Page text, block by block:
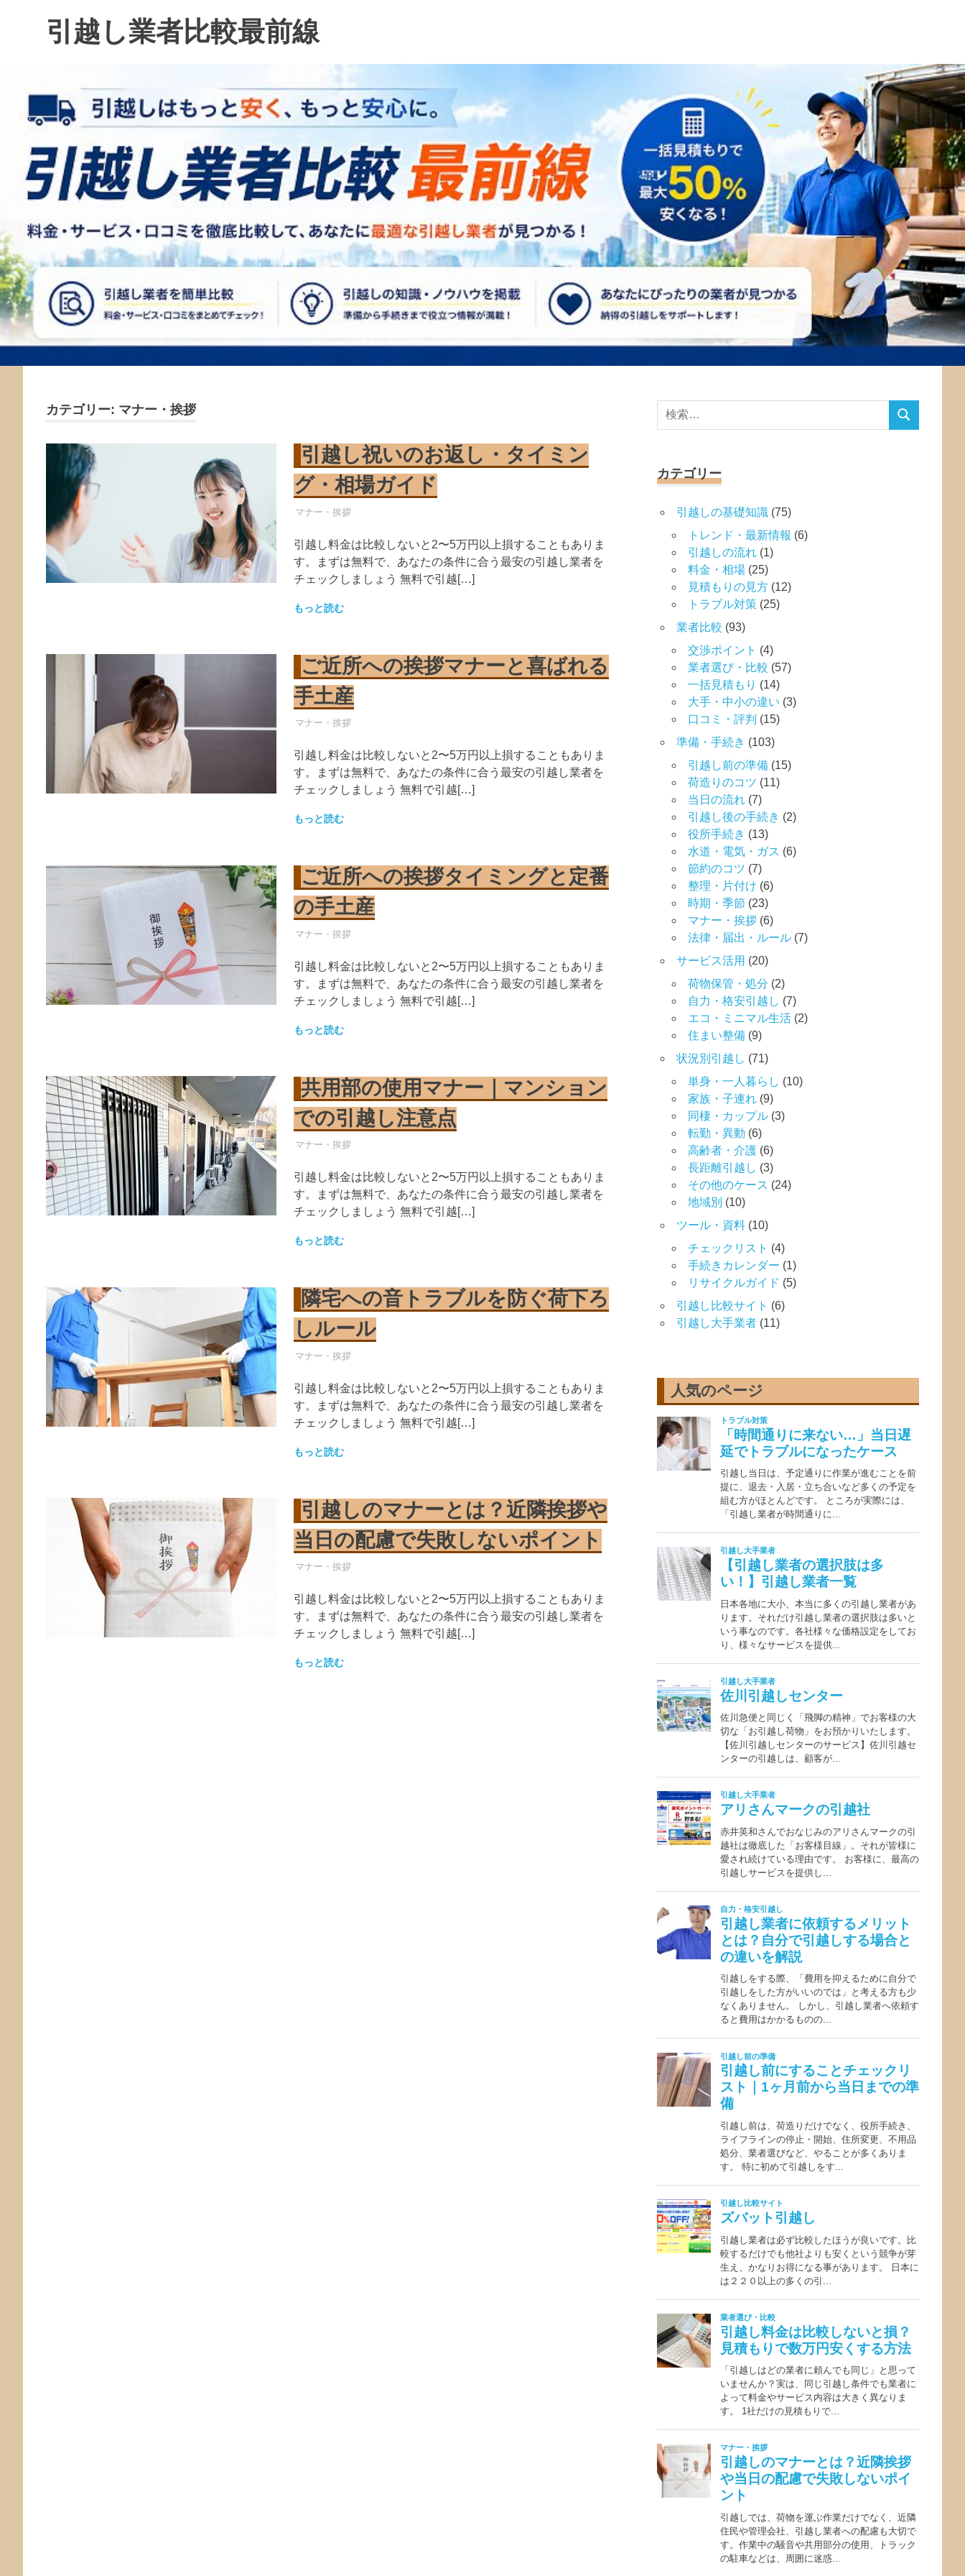
引越し業者比較最前線
カテゴリー: マナー・挨拶
引越し祝いのお返し・タイミン
グ・相場ガイド
引越し業者
マナー・挨拶
引越し料金は比較しないと2〜5万円以上損することもありま
す。まずは無料で、あなたの条件に合う最安の引越し業者を
チェックしましょう 無料で引越[…]
もっと読む
ご近所への挨拶マナーと喜ばれる
手土産
引越し業者
マナー・挨拶
引越し料金は比較しないと2〜5万円以上損することもありま
す。まずは無料で、あなたの条件に合う最安の引越し業者を
チェックしましょう 無料で引越[…]
もっと読む
ご近所への挨拶タイミングと定番
の手土産
引越し業者
マナー・挨拶
引越し料金は比較しないと2〜5万円以上損することもありま
す。まずは無料で、あなたの条件に合う最安の引越し業者を
チェックしましょう 無料で引越[…]
もっと読む
共用部の使用マナー｜マンション
での引越し注意点
引越し業者
マナー・挨拶
引越し料金は比較しないと2〜5万円以上損することもありま
す。まずは無料で、あなたの条件に合う最安の引越し業者を
チェックしましょう 無料で引越[…]
もっと読む
隣宅への音トラブルを防ぐ荷下ろ
しルール
引越し業者
マナー・挨拶
引越し料金は比較しないと2〜5万円以上損することもありま
す。まずは無料で、あなたの条件に合う最安の引越し業者を
チェックしましょう 無料で引越[…]
もっと読む
引越しのマナーとは？近隣挨拶や
当日の配慮で失敗しないポイント
引越し業者
マナー・挨拶
引越し料金は比較しないと2〜5万円以上損することもありま
す。まずは無料で、あなたの条件に合う最安の引越し業者を
チェックしましょう 無料で引越[…]
もっと読む
検
検
カテゴリー
引越しの基礎知識 (75)
トレンド・最新情報 (6)
引越しの流れ (1)
料金・相場 (25)
見積もりの見方 (12)
トラブル対策 (25)
業者比較 (93)
交渉ポイント (4)
業者選び・比較 (57)
一括見積もり (14)
大手・中小の違い (3)
口コミ・評判 (15)
準備・手続き (103)
引越し前の準備 (15)
荷造りのコツ (11)
当日の流れ (7)
引越し後の手続き (2)
役所手続き (13)
水道・電気・ガス (6)
節約のコツ (7)
整理・片付け (6)
時期・季節 (23)
マナー・挨拶 (6)
法律・届出・ルール (7)
サービス活用 (20)
荷物保管・処分 (2)
自力・格安引越し (7)
エコ・ミニマル生活 (2)
住まい整備 (9)
状況別引越し (71)
単身・一人暮らし (10)
家族・子連れ (9)
同棲・カップル (3)
転勤・異動 (6)
高齢者・介護 (6)
長距離引越し (3)
その他のケース (24)
地域別 (10)
ツール・資料 (10)
チェックリスト (4)
手続きカレンダー (1)
リサイクルガイド (5)
引越し比較サイト (6)
引越し大手業者 (11)
人気のページ